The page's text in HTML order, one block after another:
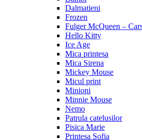
Dalmatieni
Frozen
Fulger McQueen –
Hello Kitty
Ice Age
Mica printesa
Mica Sirena
Mickey Mouse
Micul print
Minioni
Minnie Mouse
Nemo
Patrula catelusilor
Pisica Marie
Printesa Sofia